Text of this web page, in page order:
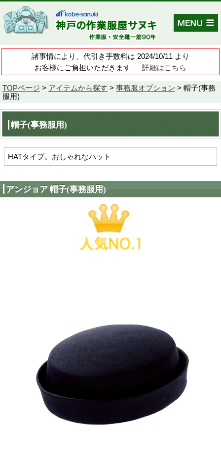
諸事情により、代引き手数料は
お客様にご負担いただきます
TOPページ>アイテムから探す>事務
服用)
帽子(事務服用)
HATタイプ。おしゃれなハット